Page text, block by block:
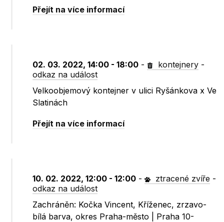
Přejít na více informací
02. 03. 2022, 14:00 - 18:00 - kontejnery -
odkaz na událost
Velkoobjemový kontejner v ulici Ryšánkova x Ve
Slatinách
Přejít na více informací
10. 02. 2022, 12:00 - 12:00 - ztracené zvíře -
odkaz na událost
Zachráněn: Kočka Vincent, Kříženec, zrzavo-
bílá barva, okres Praha-město | Praha 10-